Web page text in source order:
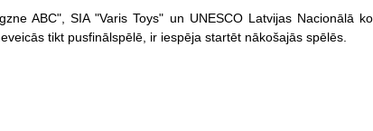
ABC", SIA "Varis Toys" un UNESCO Latvijas Nacionālā
tikt pusfinālspēlē, ir iespēja startēt nākošajās spēlēs.